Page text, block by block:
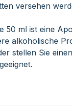
versehen
50 ml ist eine
alkoholische
stellen Sie